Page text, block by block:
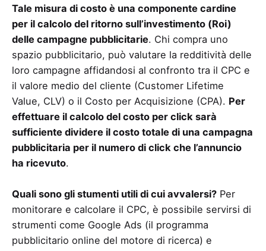
Tale misura di costo è una componente cardine
per il calcolo del ritorno sull’investimento (Roi)
delle campagne pubblicitarie. Chi compra uno
spazio pubblicitario, può valutare la redditività delle
loro campagne affidandosi al confronto tra il CPC e
il valore medio del cliente (Customer Lifetime
Value, CLV) o il Costo per Acquisizione (CPA). Per
effettuare il calcolo del costo per click sarà
sufficiente dividere il costo totale di una campagna
pubblicitaria per il numero di click che l’annuncio
ha ricevuto.
Quali sono gli stumenti utili di cui avvalersi? Per
monitorare e calcolare il CPC, è possibile servirsi di
strumenti come Google Ads (il programma
pubblicitario online del motore di ricerca) e